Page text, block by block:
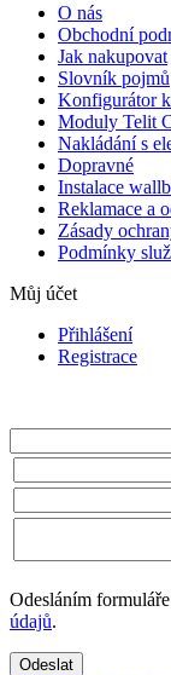
O nás
Obchodní
Jak nakupovat
Slovník pojmů
Konfigurátor
Moduly Telit
Nakládání s
Dopravné
Instalace
Reklamace a
Zásady
Podmínky
Můj účet
Přihlášení
Registrace
Odesláním
údajů.
Odeslat